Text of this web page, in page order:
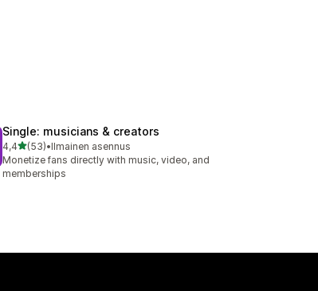
Single: musicians & creators
4,4/ 5 tähteä
(53)
53 arvostelua yhteensä
•Ilmainen asennus
Monetize fans directly with music, video, and
memberships